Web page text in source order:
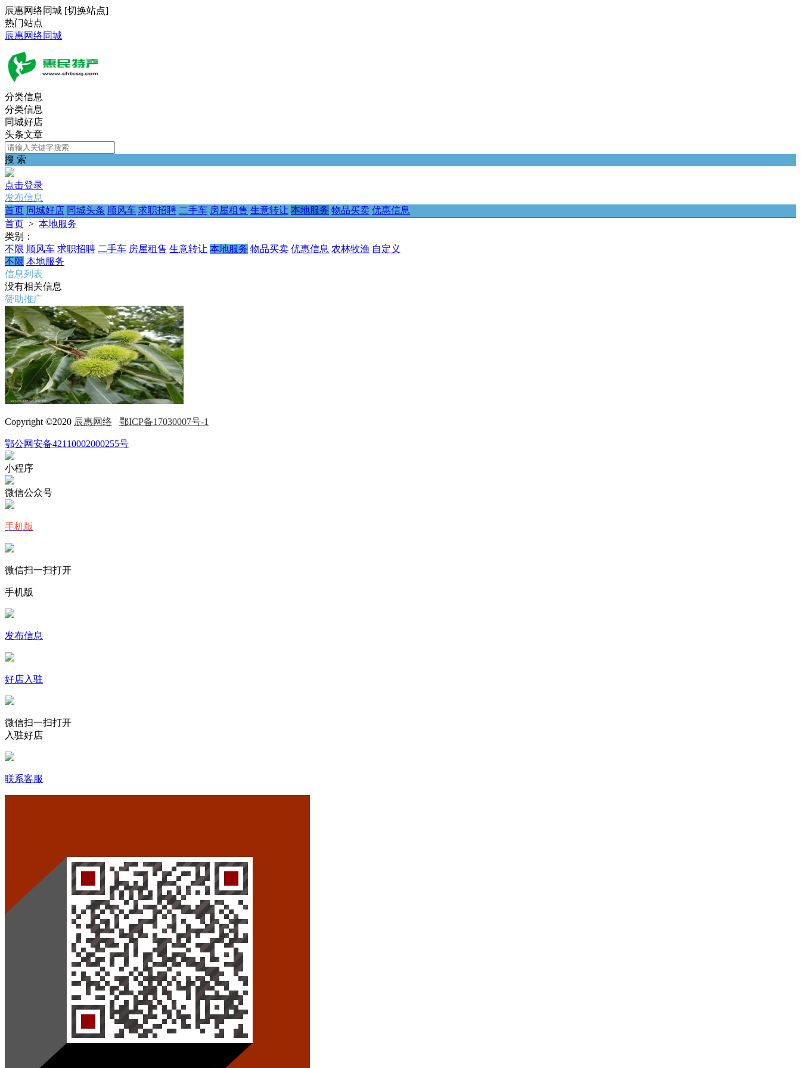
辰惠网络同城 [切换站点]
热门站点
辰惠网络同城
分类信息
分类信息
同城好店
头条文章
搜 索
点击登录
发布信息
首页 同城好店 同城头条 顺风车 求职招聘 二手车 房屋租售 生意转让 本地服务 物品买卖 优惠信息
首页 > 本地服务
类别：
不限 顺风车 求职招聘 二手车 房屋租售 生意转让 本地服务 物品买卖 优惠信息 农林牧渔 自定义
不限 本地服务
信息列表
没有相关信息
赞助推广
Copyright ©2020 辰惠网络 鄂ICP备17030007号-1
鄂公网安备42110002000255号
小程序
微信公众号
手机版
微信扫一扫打开
手机版
发布信息
好店入驻
微信扫一扫打开
入驻好店
联系客服